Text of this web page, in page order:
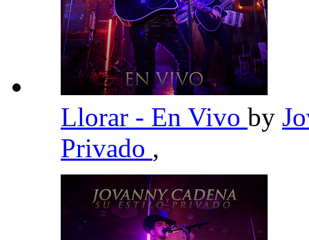
Llorar - En Vivo by
Privado ,